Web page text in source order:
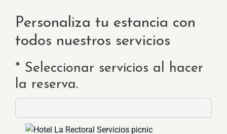
Personaliza tu estancia con
todos nuestros servicios
* Seleccionar servicios al hacer
la reserva.